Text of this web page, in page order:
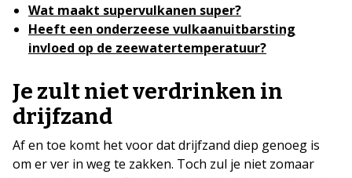
Wat maakt supervulkanen super?
Heeft een onderzeese vulkaanuitbarsting
invloed op de zeewatertemperatuur?
Je zult niet verdrinken in
drijfzand
Af en toe komt het voor dat drijfzand diep genoeg is
om er ver in weg te zakken. Toch zul je niet zomaar